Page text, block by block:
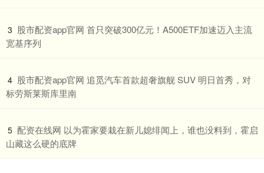
3 ​股市配资app官网 首只突破300亿元！A500ETF加速迈入主流
宽基序列
4 ​股市配资app官网 追觅汽车首款超奢旗舰 SUV 明日首秀，对
标劳斯莱斯库里南
5 ​配资在线网 以为霍家要栽在新儿媳绯闻上，谁也没料到，霍启
山藏这么硬的底牌